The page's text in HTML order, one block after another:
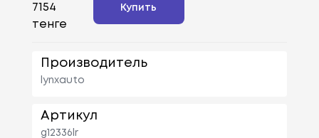
7154
тенге
Купить
Производитель
lynxauto
Артикул
g12336lr